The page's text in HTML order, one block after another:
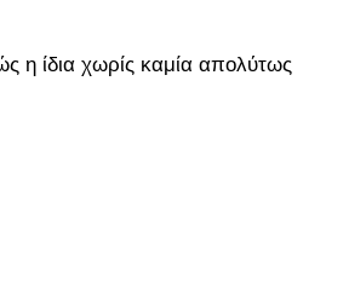
η ίδια χωρίς καμία απολύτως